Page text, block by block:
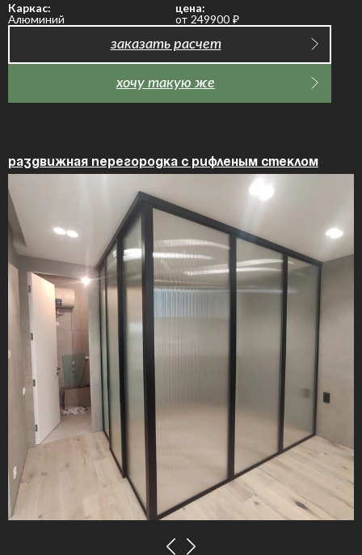
Каркас:
Алюминий
цена:
от 249900 ₽
заказать расчет
хочу такую же
Раздвижная перегородка с рифленым стеклом